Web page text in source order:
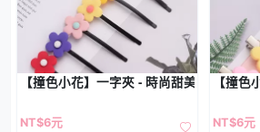
【撞色小花】一字夾 - 時尚甜美瀏海夾
NT$6元
【撞
NT$6元